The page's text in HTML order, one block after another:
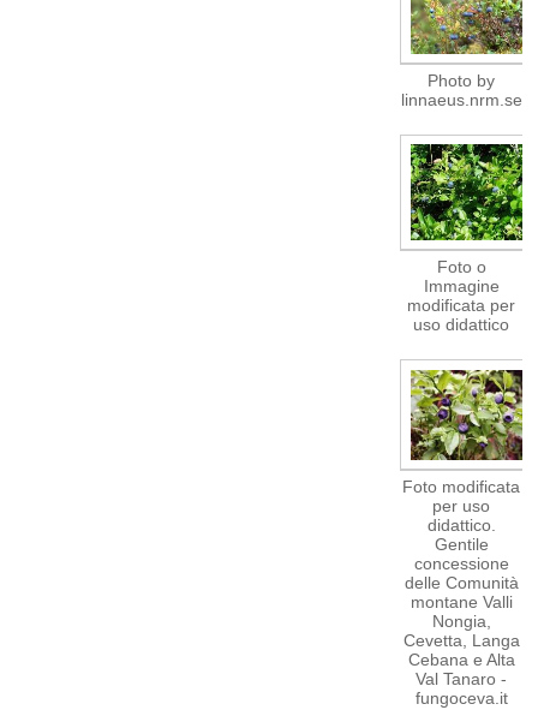
Photo by
linnaeus.nrm.se
Foto o
Immagine
modificata per
uso didattico
Foto modificata
per uso
didattico.
Gentile
concessione
delle Comunità
montane Valli
Nongia,
Cevetta, Langa
Cebana e Alta
Val Tanaro -
fungoceva.it